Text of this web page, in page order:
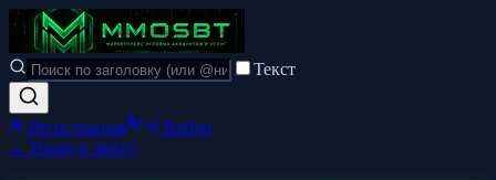
Текст
Регистрация
Войти
← Назад в ленту